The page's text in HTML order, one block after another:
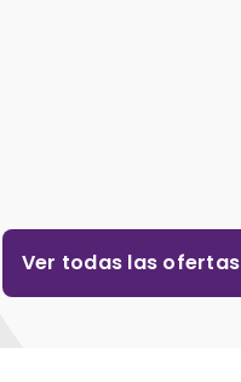
Ver todas las ofertas